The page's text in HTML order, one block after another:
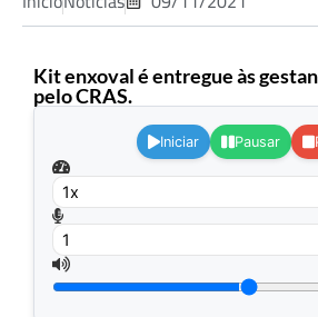
Kit enxoval é entregue às
pelo CRAS.
Iniciar Pausar